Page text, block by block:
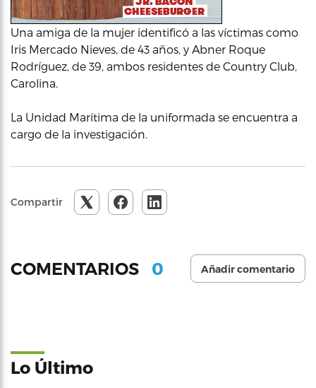
Una amiga de la mujer identificó a las víctimas como
Iris Mercado Nieves, de 43 años, y Abner Roque
Rodríguez, de 39, ambos residentes de Country Club,
Carolina.
La Unidad Marítima de la uniformada se encuentra a
cargo de la investigación.
Compartir
COMENTARIOS 0 Añadir comentario
Lo Último